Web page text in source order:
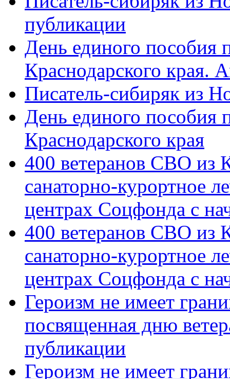
публикации
День единого пособия
Краснодарского края.
Писатель-сибиряк из
День единого пособия
Краснодарского края
400 ветеранов СВО из
санаторно-курортное
центрах Соцфонда с
400 ветеранов СВО из
санаторно-курортное
центрах Соцфонда с
Героизм не имеет
посвященная дню
публикации
Героизм не имеет